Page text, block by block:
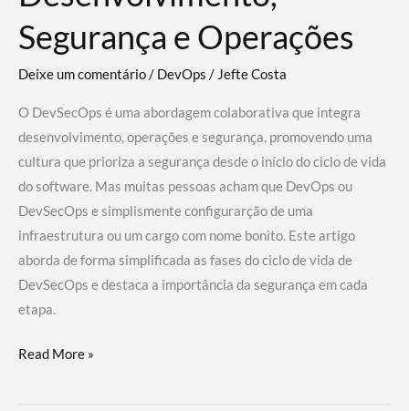
Segurança e Operações
Deixe um comentário/ DevOps /Jefte Costa
O DevSecOps é uma abordagem colaborativa que integra
desenvolvimento, operações e segurança, promovendo uma
cultura que prioriza a segurança desde o início do ciclo de vida
do software. Mas muitas pessoas acham que DevOps ou
DevSecOps e simplismente configurarção de uma
infraestrutura ou um cargo com nome bonito. Este artigo
aborda de forma simplificada as fases do ciclo de vida de
DevSecOps e destaca a importância da segurança em cada
etapa.
DevSecOps
Prática:
Read More »